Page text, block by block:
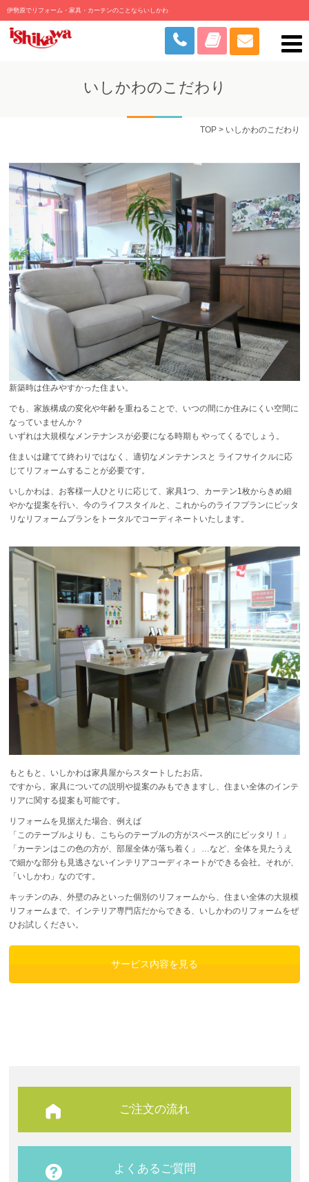
伊勢原でリフォーム・家具・カーテンのことならいしかわ
いしかわのこだわり
TOP> いしかわのこだわり
新築時は住みやすかった住まい。
でも、家族構成の変化や年齢を重ねることで、いつの間にか住みにくい空間に
なっていませんか？
いずれは大規模なメンテナンスが必要になる時期も やってくるでしょう。
住まいは建てて終わりではなく、適切なメンテナンスと ライフサイクルに応
じてリフォームすることが必要です。
いしかわは、お客様一人ひとりに応じて、家具1つ、カーテン1枚からきめ細
やかな提案を行い、今のライフスタイルと、これからのライフプランにピッタ
リなリフォームプランをトータルでコーディネートいたします。
もともと、いしかわは家具屋からスタートしたお店。
ですから、家具についての説明や提案のみもできますし、住まい全体のインテ
リアに関する提案も可能です。
リフォームを見据えた場合、例えば
「このテーブルよりも、こちらのテーブルの方がスペース的にピッタリ！」
「カーテンはこの色の方が、部屋全体が落ち着く」 …など、全体を見たうえ
で細かな部分も見逃さないインテリアコーディネートができる会社。それが、
「いしかわ」なのです。
キッチンのみ、外壁のみといった個別のリフォームから、住まい全体の大規模
リフォームまで、インテリア専門店だからできる、いしかわのリフォームをぜ
ひお試しください。
サービス内容を見る
ご注文の流れ
よくあるご質問